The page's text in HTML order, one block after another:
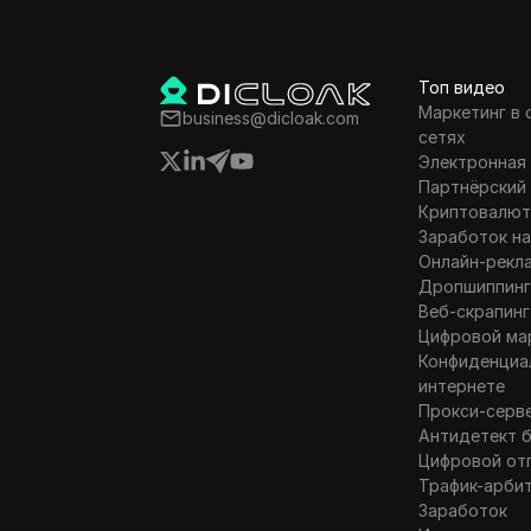
Lazada
Люксембург
Мальта
Новая Зеландия
business@dicloak.com
Топ видео
Маркетинг в
сетях
Партнёрский
Заработок
Онлайн-
Дропшиппинг
Веб-скрапинг
Цифровой
интернете
Прокси-
Антидетект
Цифровой
Трафик-
Заработок